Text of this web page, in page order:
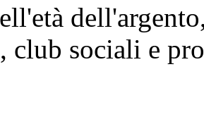
club sociali e